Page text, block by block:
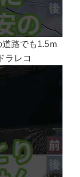
路でも1.5ｍ
ラレコ